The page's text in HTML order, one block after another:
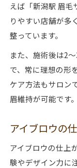
えば「新潟駅 眉
りやすい店舗が多
整っています。
また、施術後は2
で、常に理想の形
ケア方法もサロン
眉維持が可能です。
アイブロウの
アイブロウの仕上
験やデザイン力に